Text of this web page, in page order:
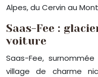
Alpes, du Cervin au
Saas-Fee :
voiture
Saas-Fee,
village de charme